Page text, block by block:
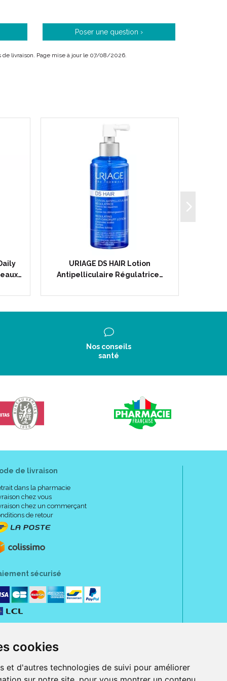
cookies
et d'autres technologies de suivi pour améliorer
Poser une question ›
de livraison. Page mise à jour le 07/08/2026.
URIAGE DS HAIR Lotion
Antipelliculaire Régulatrice…
Nos conseils
santé
de livraison
dans la pharmacie
chez vous
chez un commerçant
de retour
sécurisé